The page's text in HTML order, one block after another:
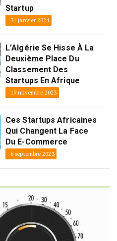
Startup
31 janvier 2024
L’Algérie Se Hisse À La
Deuxième Place Du
Classement Des
Startups En Afrique
19 novembre 2023
Ces Startups Africaines
Qui Changent La Face
Du E-Commerce
6 septembre 2023